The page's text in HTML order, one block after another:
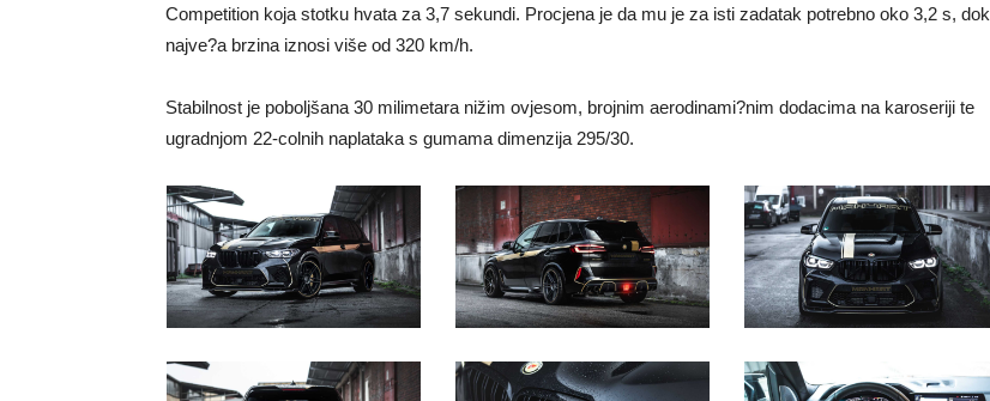
Competition koja stotku hvata za 3,7 sekundi. Procjena je da mu je za isti zadatak potrebno oko 3,2 s, dok
najve?a brzina iznosi više od 320 km/h.
Stabilnost je poboljšana 30 milimetara nižim ovjesom, brojnim aerodinami?nim dodacima na karoseriji te
ugradnjom 22-colnih naplataka s gumama dimenzija 295/30.